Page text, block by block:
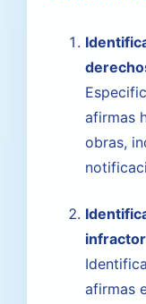
afirmas
obras,
infractor
afirmas